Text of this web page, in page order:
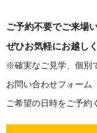
ご予約不要でご来場
ぜひお気軽にお越し
※確実なご見学、個別
お問い合わせフォーム
ご希望の日時をご予約